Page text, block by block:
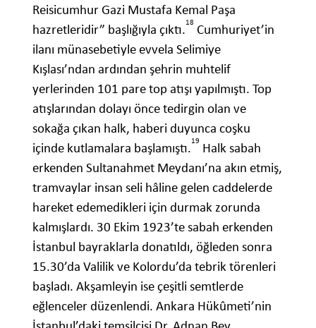
Reisicumhur Gazi Mustafa Kemal Paşa
hazretleridir” başlığıyla çıktı.18 Cumhuriyet’in
ilanı münasebetiyle evvela Selimiye
Kışlası’ndan ardından şehrin muhtelif
yerlerinden 101 pare top atışı yapılmıştı. Top
atışlarından dolayı önce tedirgin olan ve
sokağa çıkan halk, haberi duyunca coşku
içinde kutlamalara başlamıştı.19 Halk sabah
erkenden Sultanahmet Meydanı’na akın etmiş,
tramvaylar insan seli hâline gelen caddelerde
hareket edemedikleri için durmak zorunda
kalmışlardı. 30 Ekim 1923’te sabah erkenden
İstanbul bayraklarla donatıldı, öğleden sonra
15.30’da Valilik ve Kolordu’da tebrik törenleri
başladı. Akşamleyin ise çeşitli semtlerde
eğlenceler düzenlendi. Ankara Hükûmeti’nin